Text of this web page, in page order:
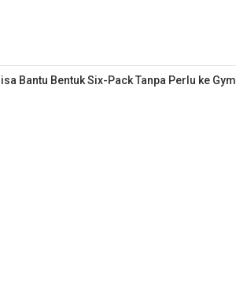
Bantu Bentuk Six-Pack Tanpa Perlu ke Gym